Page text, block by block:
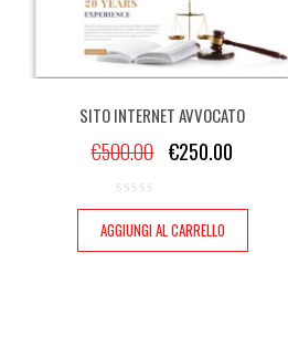
SITO INTERNET AVVOCATO
€500.00 €250.00
AGGIUNGI AL CARRELLO